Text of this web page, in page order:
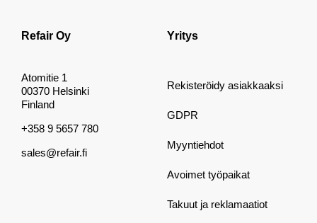
Refair Oy
Atomitie 1
00370 Helsinki
Finland
+358 9 5657 780
sales@refair.fi
Yritys
Rekisteröidy asiakkaaksi
GDPR
Myyntiehdot
Avoimet työpaikat
Takuut ja reklamaatiot